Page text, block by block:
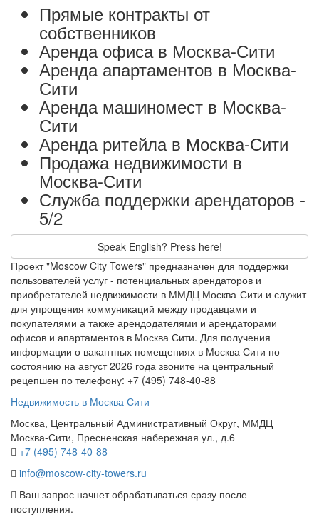
Прямые контракты от
собственников
Аренда офиса в Москва-Сити
Аренда апартаментов в Москва-
Сити
Аренда машиномест в Москва-
Сити
Аренда ритейла в Москва-Сити
Продажа недвижимости в
Москва-Сити
Служба поддержки арендаторов -
5/2
Speak English? Press here!
Проект "Moscow City Towers" предназначен для поддержки
пользователей услуг - потенциальных арендаторов и
приобретателей недвижимости в ММДЦ Москва-Сити и служит
для упрощения коммуникаций между продавцами и
покупателями а также арендодателями и арендаторами
офисов и апартаментов в Москва Сити. Для получения
информации о вакантных помещениях в Москва Сити по
состоянию на август 2026 года звоните на центральный
рецепшен по телефону: +7 (495) 748-40-88
Недвижимость в Москва Сити
Москва, Центральный Административный Округ, ММДЦ
Москва-Сити, Пресненская набережная ул., д.6
+7 (495) 748-40-88
info@moscow-city-towers.ru
Ваш запрос начнет обрабатываться сразу после
поступления.